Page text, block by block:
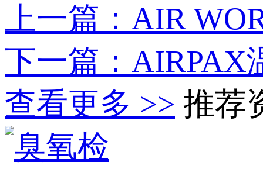
上一篇：AIR
下一篇：AIRPAX
查看更多 >> 推荐